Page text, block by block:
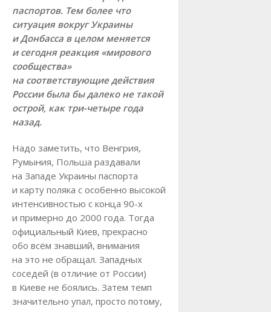
паспортов. Тем более что
ситуация вокруг Украины
и Донбасса в целом меняется
и сегодня реакция «мирового
сообщества»
на соответствующие действия
России была бы далеко не такой
острой, как три-четыре года
назад.
Надо заметить, что Венгрия,
Румыния, Польша раздавали
на Западе Украины паспорта
и карту поляка с особенно высокой
интенсивностью с конца 90-х
и примерно до 2000 года. Тогда
официальный Киев, прекрасно
обо всём знавший, внимания
на это не обращал. Западных
соседей (в отличие от России)
в Киеве не боялись. Затем темп
значительно упал, просто потому,